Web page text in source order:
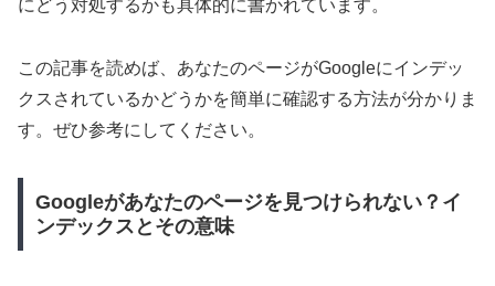
にどう対処するかも具体的に書かれています。
この記事を読めば、あなたのページがGoogleにインデッ
クスされているかどうかを簡単に確認する方法が分かりま
す。ぜひ参考にしてください。
Googleがあなたのページを見つけられない？イ
ンデックスとその意味